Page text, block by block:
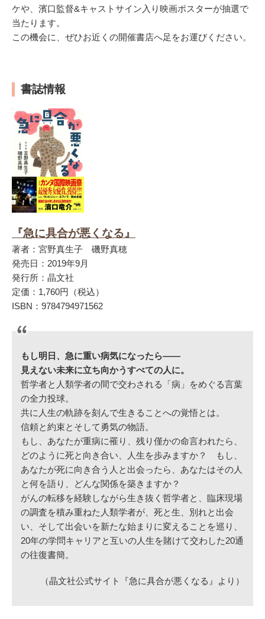
ケや、濱口監督&キャストサイン入り映画ポスターが抽選で
当たります。
この機会に、ぜひお近くの開催書店へ足をお運びください。
書誌情報
『急に具合が悪くなる』
著者：宮野真生子 磯野真穂
発売日：2019年9月
発行所：晶文社
定価：1,760円（税込）
ISBN：9784794971562
もし明日、急に重い病気になったら――
見えない未来に立ち向かうすべての人に。
哲学者と人類学者の間で交わされる「病」をめぐる言葉
の全力投球。
共に人生の軌跡を刻んで生きることへの覚悟とは。
信頼と約束とそして勇気の物語。
もし、あなたが重病に罹り、残り僅かの命言われたら、
どのように死と向き合い、人生を歩みますか？ もし、
あなたが死に向き合う人と出会ったら、あなたはその人
と何を語り、どんな関係を築きますか？
がんの転移を経験しながら生き抜く哲学者と、臨床現場
の調査を積み重ねた人類学者が、死と生、別れと出会
い、そして出会いを新たな始まりに変えることを巡り、
20年の学問キャリアと互いの人生を賭けて交わした20通
の往復書簡。
（晶文社公式サイト『急に具合が悪くなる』より）